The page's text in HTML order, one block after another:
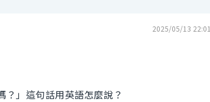
2025/05/13 22:01
」這句話用英語怎麼說？